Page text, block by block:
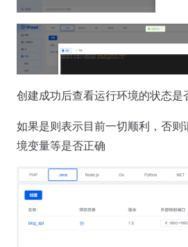
创建成功后查看运行环境的状态是
如果是则表示目前一切顺利，否则
境变量等是否正确